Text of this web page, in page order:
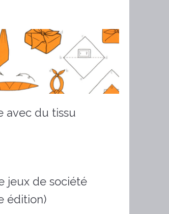
avec du tissu
jeux de société
édition)